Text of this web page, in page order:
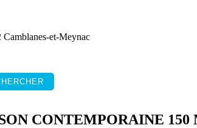
et-Meynac
CONTEMPORAINE